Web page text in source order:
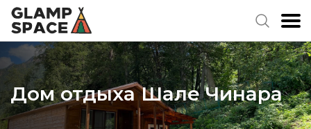
Дом отдыха Шале Чинара